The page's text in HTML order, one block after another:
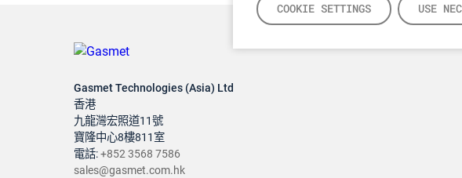
COOKIE SETTINGS USE
Gasmet Technologies (Asia) Ltd
香港
九龍灣宏照道11號
寶隆中心8樓811室
電話:+852 3568 7586
sales@gasmet.com.hk